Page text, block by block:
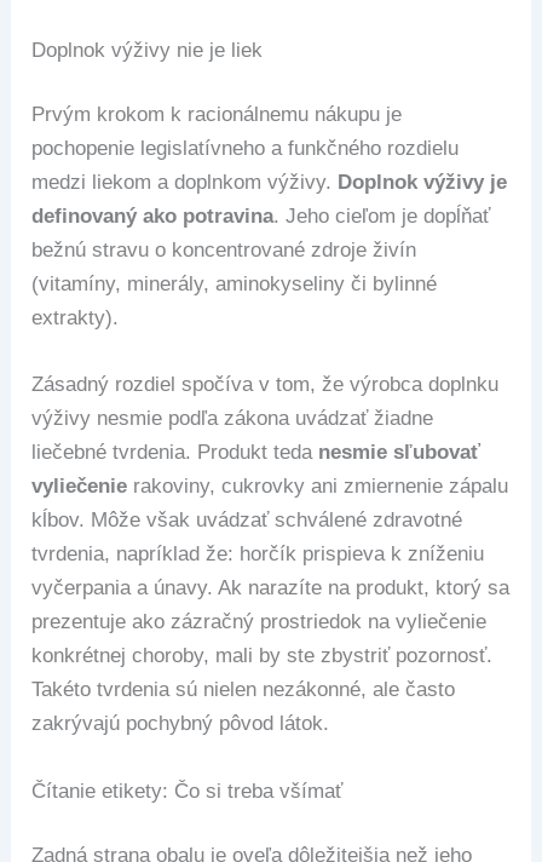
Doplnok výživy nie je liek
Prvým krokom k racionálnemu nákupu je
pochopenie legislatívneho a funkčného rozdielu
medzi liekom a doplnkom výživy. Doplnok výživy je
definovaný ako potravina. Jeho cieľom je dopĺňať
bežnú stravu o koncentrované zdroje živín
(vitamíny, minerály, aminokyseliny či bylinné
extrakty).
Zásadný rozdiel spočíva v tom, že výrobca doplnku
výživy nesmie podľa zákona uvádzať žiadne
liečebné tvrdenia. Produkt teda nesmie sľubovať
vyliečenie rakoviny, cukrovky ani zmiernenie zápalu
kĺbov. Môže však uvádzať schválené zdravotné
tvrdenia, napríklad že: horčík prispieva k zníženiu
vyčerpania a únavy. Ak narazíte na produkt, ktorý sa
prezentuje ako zázračný prostriedok na vyliečenie
konkrétnej choroby, mali by ste zbystriť pozornosť.
Takéto tvrdenia sú nielen nezákonné, ale často
zakrývajú pochybný pôvod látok.
Čítanie etikety: Čo si treba všímať
Zadná strana obalu je oveľa dôležitejšia než jeho